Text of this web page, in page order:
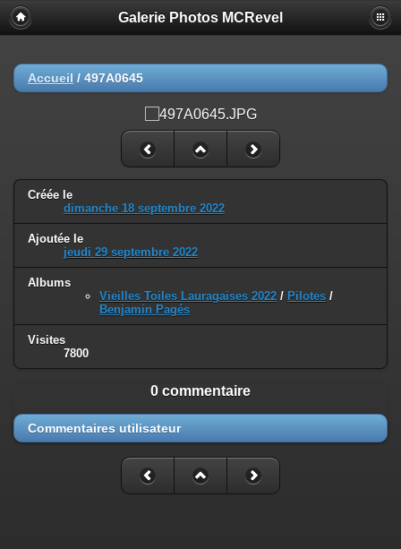
Galerie Photos MCRevel
Accueil / 497A0645
Créée le
dimanche 18 septembre 2022
Ajoutée le
jeudi 29 septembre 2022
Albums
Vieilles Toiles Lauragaises 2022 / Pilotes /
Benjamin Pagés
Visites
7800
0 commentaire
Commentaires utilisateur